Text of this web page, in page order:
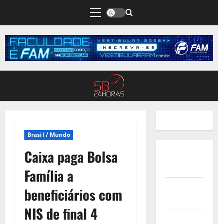
Brasil / Mundo
Caixa paga Bolsa
Família a
beneficiários com
NIS de final 4